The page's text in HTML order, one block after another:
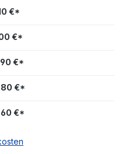
€*
€*
€*
€*
€*